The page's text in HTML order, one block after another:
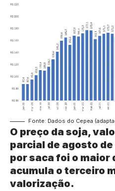
Fonte: Dados do Cepea
O preço da soja,
parcial de agosto
por saca foi o maior
acumula o terceiro
valorização.